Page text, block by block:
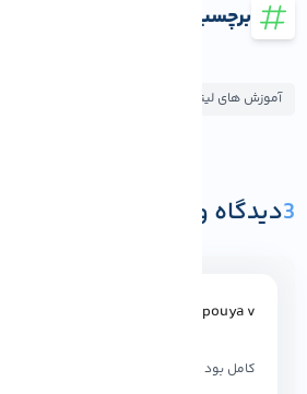
برچسب ها
آموزش های لینوکس
3دیدگاه و پرسش
pouya v
کامل بود ممنون متشکر